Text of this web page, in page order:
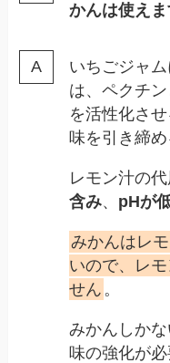
かんは使えま
いちごジャ
は、ペクチ
を活性化さ
味を引き締め
レモン汁の
含み、 pHが
みかんはレ
いので、レ
せん 。
みかんしか
味の強化が必